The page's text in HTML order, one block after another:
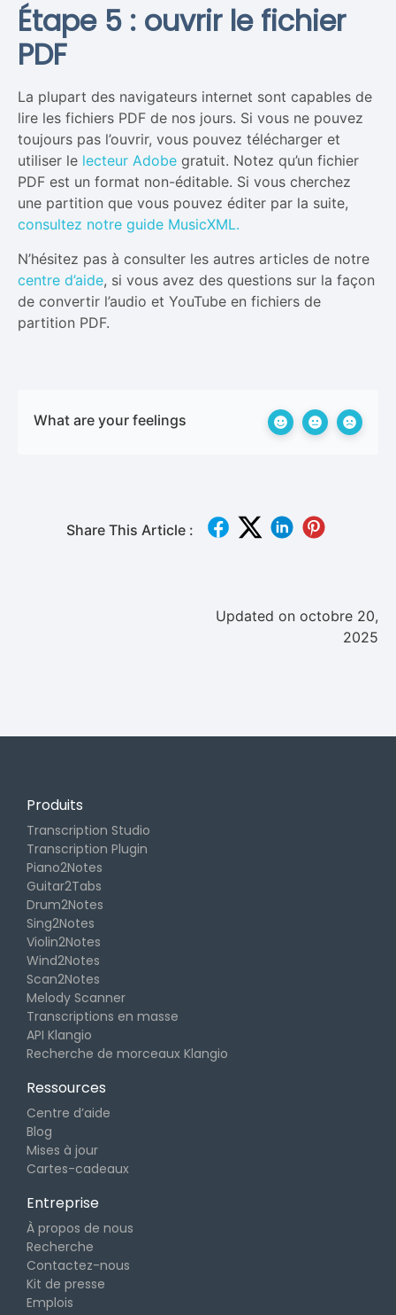
Étape 5 : ouvrir le fichier
PDF
La plupart des navigateurs internet sont capables de
lire les fichiers PDF de nos jours. Si vous ne pouvez
toujours pas l’ouvrir, vous pouvez télécharger et
utiliser le lecteur Adobe gratuit. Notez qu’un fichier
PDF est un format non-éditable. Si vous cherchez
une partition que vous pouvez éditer par la suite,
consultez notre guide MusicXML.
N’hésitez pas à consulter les autres articles de notre
centre d’aide, si vous avez des questions sur la façon
de convertir l’audio et YouTube en fichiers de
partition PDF.
What are your feelings
Share This Article :
Updated on octobre 20,
2025
Produits
Transcription Studio
Transcription Plugin
Piano2Notes
Guitar2Tabs
Drum2Notes
Sing2Notes
Violin2Notes
Wind2Notes
Scan2Notes
Melody Scanner
Transcriptions en masse
API Klangio
Recherche de morceaux Klangio
Ressources
Centre d’aide
Blog
Mises à jour
Cartes-cadeaux
Entreprise
À propos de nous
Recherche
Contactez-nous
Kit de presse
Emplois